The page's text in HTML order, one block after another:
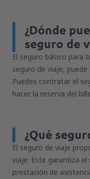
¿Dónde
seguro de
El seguro básico para
seguro de viaje,
Puedes contratar el
hacer la reserva del
¿Qué
El seguro de viaje
viaje. Este garantiza
prestación de